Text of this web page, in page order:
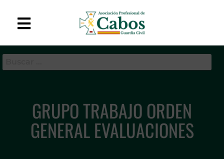
APC-GC
de Cabos de la Guardia
GRUPO TRABAJO ORDEN
GENERAL EVALUACIONES